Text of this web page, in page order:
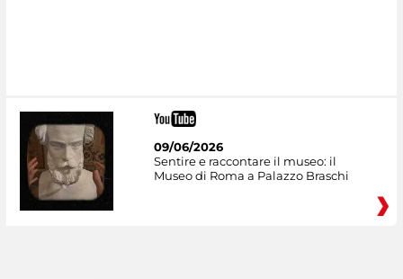
09/06/2026
Sentire e raccontare il museo: il
Museo di Roma a Palazzo Braschi